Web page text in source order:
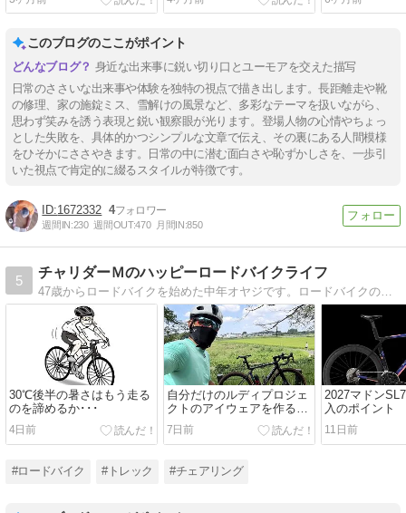
このブログのここがポイント
身近な出来事に鋭い切り口とユーモアを交えた描写
日常のささいな出来事や体験を独特の視点で描き出します。長距離走や靴
の修理、家の施錠ミス、雪解けの風景など、多彩なテーマを扱いながら、
思わず笑みを誘う表現と鋭い観察眼が光ります。登場人物の心情やちょっ
とした失敗を、具体的かつシンプルな文章で伝え、その裏にある人間模様
をひそかにささやきます。日常の中に潜む面白さや恥ずかしさを、一歩引
いた視点で肯定的に綴るスタイルが特徴です。
1672332 4
週間IN:230 週間OUT:470 月間IN:850
5
チャリダーＭのハッピーロードバイクライフ
47歳からロードバイクを始めた中年オヤジです。ロードバイクの衝撃的な楽しさをきっかけに生活の幅を豊かに広げていくことを楽しむブログです。これからロードバイクを始めようとしている方、がちではなくゆるっと楽しみたい方のお役に立てれば幸いです。
30℃後半の暑さはもう走る
のを諦めるか･･･
4日前
自分だけのルディプロジェ
クトのアイウェアを作る方
7日前
2027マドン
入のポイント
11日前
#ロードバイク #トレック #チェアリング